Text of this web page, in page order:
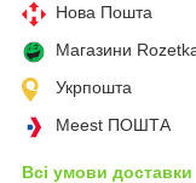
Нова Пошта
Магазини
Укрпошта
Meest ПОШТА
Всі умови доставки